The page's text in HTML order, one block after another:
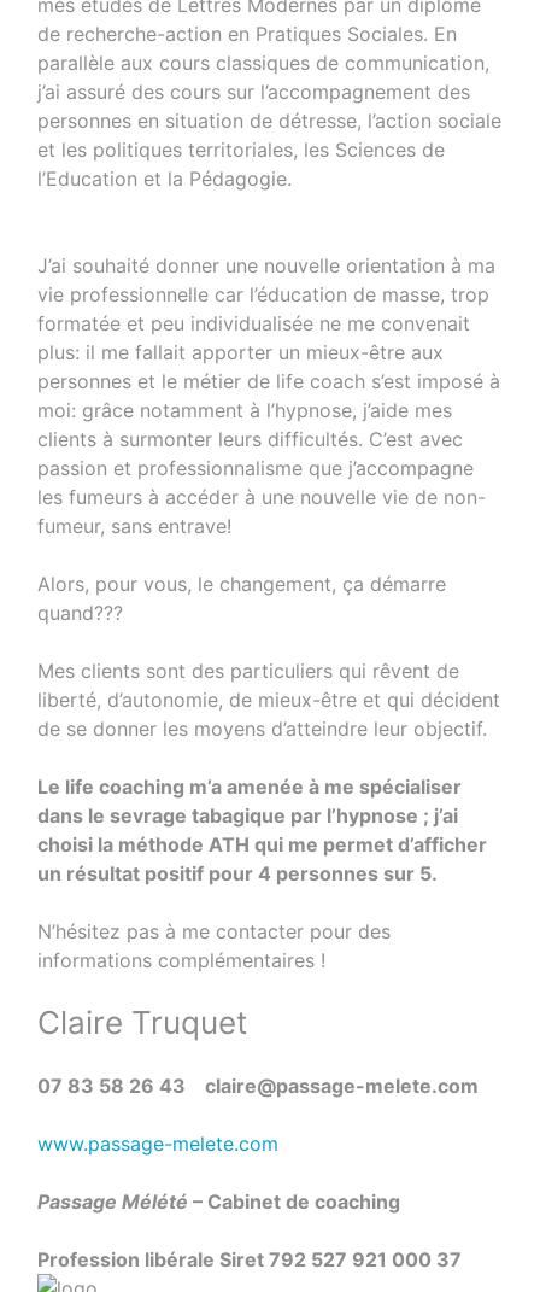
de recherche-action en Pratiques Sociales. En
parallèle aux cours classiques de communication,
j’ai assuré des cours sur l’accompagnement des
personnes en situation de détresse, l’action sociale
et les politiques territoriales, les Sciences de
l’Education et la Pédagogie.
J’ai souhaité donner une nouvelle orientation à ma
vie professionnelle car l’éducation de masse, trop
formatée et peu individualisée ne me convenait
plus: il me fallait apporter un mieux-être aux
personnes et le métier de life coach s’est imposé à
moi: grâce notamment à l’hypnose, j’aide mes
clients à surmonter leurs difficultés. C’est avec
passion et professionnalisme que j’accompagne
les fumeurs à accéder à une nouvelle vie de non-
fumeur, sans entrave!
Alors, pour vous, le changement, ça démarre
quand???
Mes clients sont des particuliers qui rêvent de
liberté, d’autonomie, de mieux-être et qui décident
de se donner les moyens d’atteindre leur objectif.
Le life coaching m’a amenée à me spécialiser
dans le sevrage tabagique par l’hypnose ; j’ai
choisi la méthode ATH qui me permet d’afficher
un résultat positif pour 4 personnes sur 5.
N’hésitez pas à me contacter pour des
informations complémentaires !
Claire Truquet
07 83 58 26 43 claire@passage-melete.com
www.passage-melete.com
Passage Mélété – Cabinet de coaching
Profession libérale Siret 792 527 921 000 37